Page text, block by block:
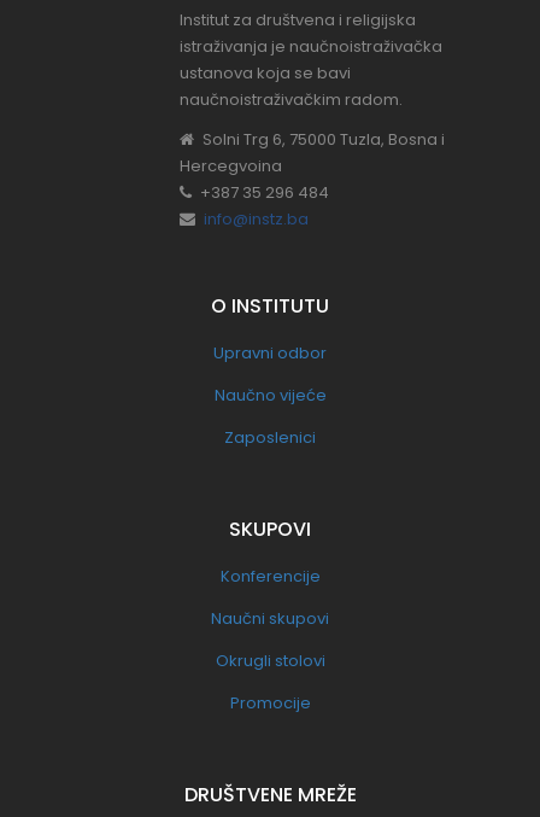
Institut za društvena i religijska
istraživanja je naučnoistraživačka
ustanova koja se bavi
naučnoistraživačkim radom.
Solni Trg 6, 75000 Tuzla, Bosna i
Hercegvoina
+387 35 296 484
info@instz.ba
O INSTITUTU
Upravni odbor
Naučno vijeće
Zaposlenici
SKUPOVI
Konferencije
Naučni skupovi
Okrugli stolovi
Promocije
DRUŠTVENE MREŽE